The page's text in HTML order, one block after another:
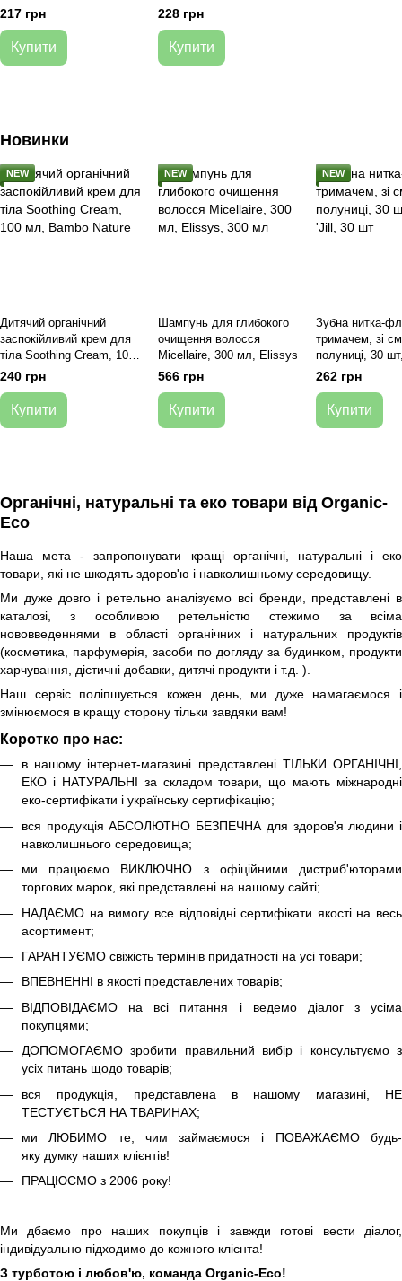
217 грн
Купити
та гіалуроновою
кислотою, 15 мл, Logona
228 грн
Купити
Новинки
NEW
Дитячий органічний
заспокійливий крем для
тіла Soothing Cream, 100
мл, Bambo Nature
240 грн
Купити
NEW
Шампунь для глибокого
очищення волосся
Micellaire, 300 мл, Elissys
566 грн
Купити
NEW
Зубна нитка-
тримачем, зі
полуниці, 30
'Jill
262 грн
Купити
Органічні, натуральні та еко товари від Organic-
Eco
Наша мета - запропонувати кращі органічні, натуральні і еко
товари, які не шкодять здоров'ю і навколишньому середовищу.
Ми дуже довго і ретельно аналізуємо всі бренди, представлені в
каталозі, з особливою ретельністю стежимо за всіма
нововведеннями в області органічних і натуральних продуктів
(косметика, парфумерія, засоби по догляду за будинком, продукти
харчування, дієтичні добавки, дитячі продукти і т.д. ).
Наш сервіс поліпшується кожен день, ми дуже намагаємося і
змінюємося в кращу сторону тільки завдяки вам!
Коротко про нас:
в нашому інтернет-магазині представлені ТІЛЬКИ ОРГАНІЧНІ,
ЕКО і НАТУРАЛЬНІ за складом товари, що мають міжнародні
еко-сертифікати і українську сертифікацію;
вся продукція АБСОЛЮТНО БЕЗПЕЧНА для здоров'я людини і
навколишнього середовища;
ми працюємо ВИКЛЮЧНО з офіційними дистриб'юторами
торгових марок, які представлені на нашому сайті;
НАДАЄМО на вимогу все відповідні сертифікати якості на весь
асортимент;
ГАРАНТУЄМО свіжість термінів придатності на усі товари;
ВПЕВНЕННІ в якості представлених товарів;
ВІДПОВІДАЄМО на всі питання і ведемо діалог з усіма
покупцями;
ДОПОМОГАЄМО зробити правильний вибір і консультуємо з
усіх питань щодо товарів;
вся продукція, представлена ​​в нашому магазині, НЕ
ТЕСТУЄТЬСЯ НА ТВАРИНАХ;
ми ЛЮБИМО те, чим займаємося і ПОВАЖАЄМО будь-
яку думку наших клієнтів!
ПРАЦЮЄМО з 2006 року!
Ми дбаємо про наших покупців і завжди готові вести діалог,
індивідуально підходимо до кожного клієнта!
З турботою і любов'ю, команда Organic-Eco!